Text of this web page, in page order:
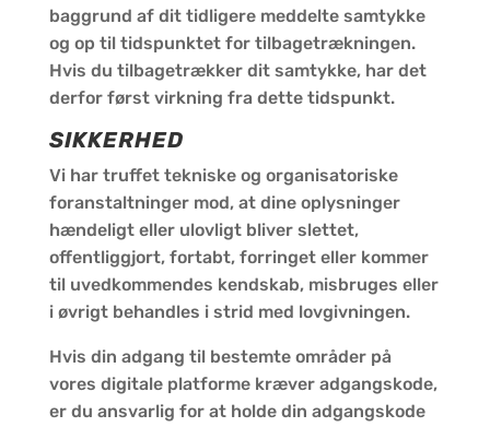
baggrund af dit tidligere meddelte samtykke
og op til tidspunktet for tilbagetrækningen.
Hvis du tilbagetrækker dit samtykke, har det
derfor først virkning fra dette tidspunkt.
SIKKERHED
Vi har truffet tekniske og organisatoriske
foranstaltninger mod, at dine oplysninger
hændeligt eller ulovligt bliver slettet,
offentliggjort, fortabt, forringet eller kommer
til uvedkommendes kendskab, misbruges eller
i øvrigt behandles i strid med lovgivningen.
Hvis din adgang til bestemte områder på
vores digitale platforme kræver adgangskode,
er du ansvarlig for at holde din adgangskode